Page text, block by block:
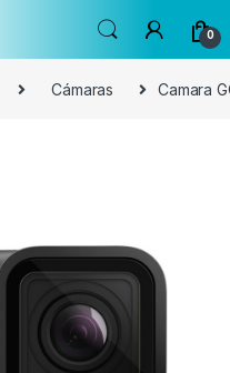
0
Cámaras Camara